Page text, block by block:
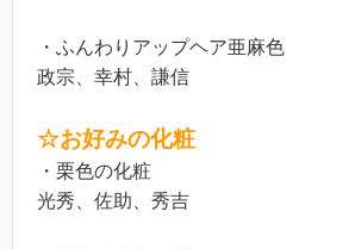
・ふんわりアップヘア亜麻色
政宗、幸村、謙信
☆お好みの化粧
・栗色の化粧
光秀、佐助、秀吉